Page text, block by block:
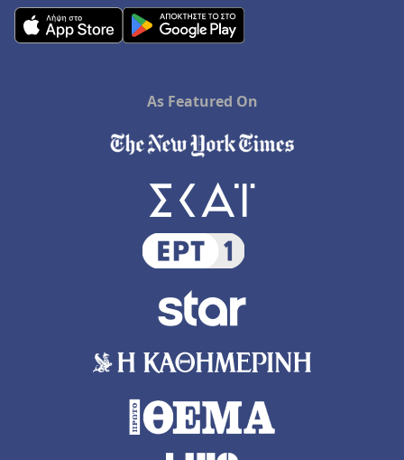
As Featured On